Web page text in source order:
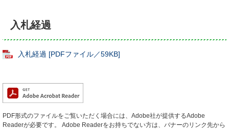
入札経過
入札経過 [PDFファイル／59KB]
PDF形式のファイルをご覧いただく場合には、Adobe社が提供するAdobe
Readerが必要です。
Adobe Readerをお持ちでない方は、バナーのリンク先から